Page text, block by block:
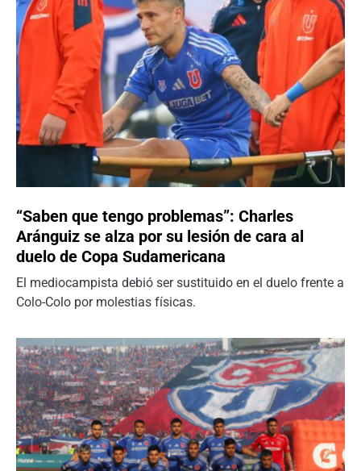
“Saben que tengo problemas”: Charles
Aránguiz se alza por su lesión de cara al
duelo de Copa Sudamericana
El mediocampista debió ser sustituido en el duelo frente a
Colo-Colo por molestias físicas.